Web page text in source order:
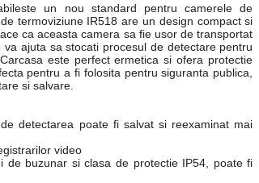
un nou standard pentru camerele de
termoviziune IR518 are un design compact si
ca aceasta camera sa fie usor de transportat
ajuta sa stocati procesul de detectare pentru
este perfect ermetica si ofera protectie
pentru a fi folosita pentru siguranta publica,
si salvare.
detectarea poate fi salvat si reexaminat mai
video
de buzunar si clasa de protectie IP54, poate fi